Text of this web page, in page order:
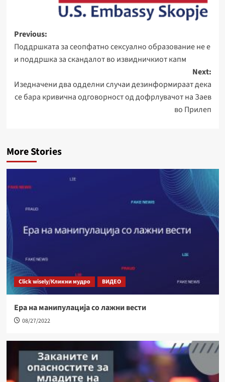
Post
navigation
Previous:
Поддршката за сеопфатно сексуално образование не е
и поддршка за скандалот во извидничкиот капм
Next:
Изедначени два одделни случаи дезинформираат дека
се бара кривична одговорност од дофрлувачот на Заев
во Прилеп
More Stories
Click wisely/Кликни мудро ВИДЕО
Ера на манипулација со лажни вести
08/27/2022